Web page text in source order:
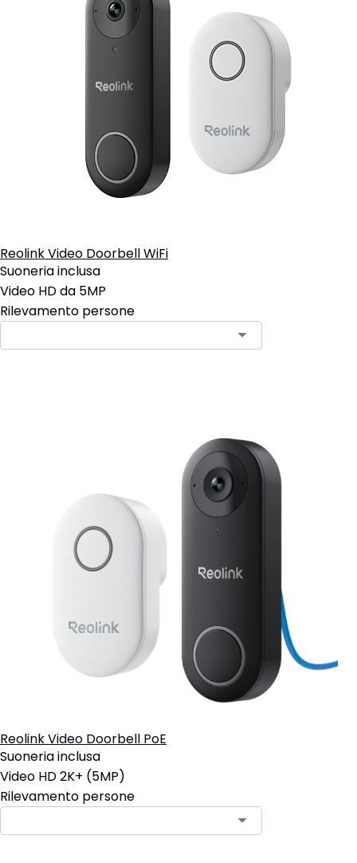
Reolink Video Doorbell WiFi
Suoneria inclusa
Video HD da 5MP
Rilevamento persone
Reolink Video Doorbell PoE
Suoneria inclusa
Video HD 2K+ (5MP)
Rilevamento persone